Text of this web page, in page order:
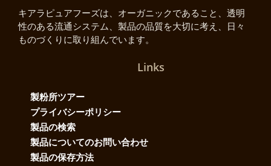
キアラピュアフーズは、オーガニックであること、透明
性のある流通システム、製品の品質を大切に考え、日々
ものづくりに取り組んでいます。
Links
製粉所ツアー
プライバシーポリシー
製品の検索
製品についてのお問い合わせ
製品の保存方法